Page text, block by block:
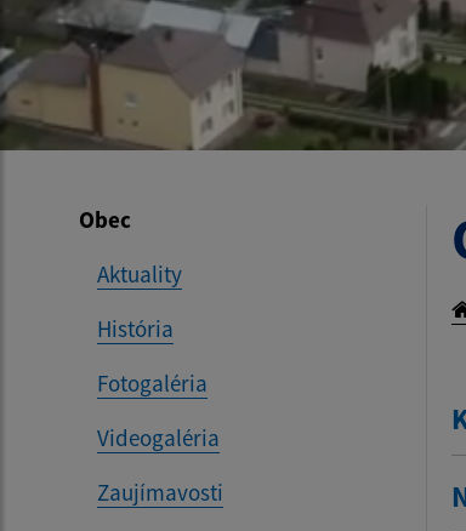
Obec
Aktuality
História
Fotogaléria
Videogaléria
Zaujímavosti